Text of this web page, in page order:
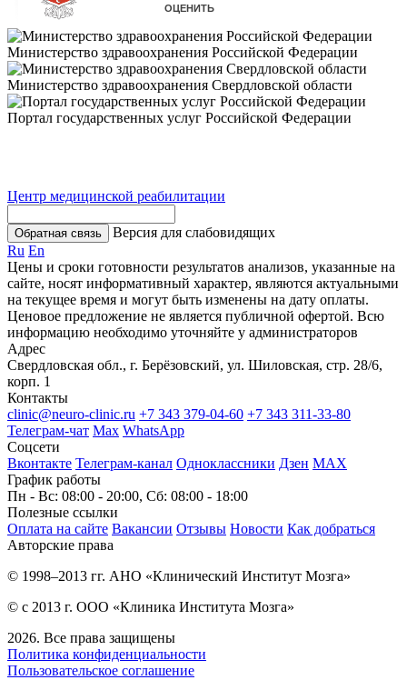
Министерство здравоохранения Российской Федерации
Министерство здравоохранения Свердловской области
Портал государственных услуг Российской Федерации
Центр медицинской реабилитации
Обратная связь
Версия для слабовидящих
Ru En
Цены и сроки готовности результатов анализов, указанные на
сайте, носят информативный характер, являются актуальными
на текущее время и могут быть изменены на дату оплаты.
Ценовое предложение не является публичной офертой. Всю
информацию необходимо уточняйте у администраторов
Адрес
Свердловская обл., г. Берёзовский, ул. Шиловская, стр. 28/6,
корп. 1
Контакты
clinic@neuro-clinic.ru +7 343 379-04-60 +7 343 311-33-80
Телеграм-чат Max WhatsApp
Соцсети
Вконтакте Телеграм-канал Одноклассники Дзен МАХ
График работы
Пн - Вс: 08:00 - 20:00, Сб: 08:00 - 18:00
Полезные ссылки
Оплата на сайте Вакансии Отзывы Новости Как добраться
Авторские права
© 1998–2013 гг. АНО «Клинический Институт Мозга»
© с 2013 г. ООО «Клиника Института Мозга»
2026. Все права защищены
Политика конфиденциальности
Пользовательское соглашение